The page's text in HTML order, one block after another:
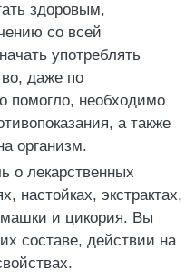
здоровым,
со всей
употреблять
даже по
помогло, необходимо
а также
организм.
о лекарственных
настойках, экстрактах,
и цикория. Вы
составе, действии на